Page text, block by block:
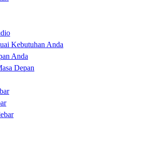
Kebutuhan Anda
Anda
Depan